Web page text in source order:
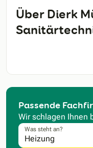
Über Dierk
Passende
Wir schlagen Ihnen
Was steht an?